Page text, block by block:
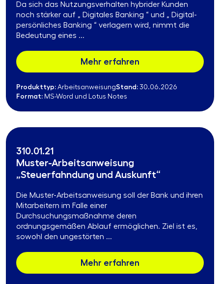
Da sich das Nutzungsverhalten hybrider Kunden
noch stärker auf „ Digitales Banking “ und „ Digital-
persönliches Banking “ verlagern wird, nimmt die
Bedeutung eines ...
Mehr erfahren
Produkttyp: ArbeitsanweisungStand: 30.06.2026
Format: MS-Word und Lotus Notes
310.01.21
Muster-Arbeitsanweisung
„Steuerfahndung und Auskunft“
Die Muster-Arbeitsanweisung soll der Bank und ihren
Mitarbeitern im Falle einer
Durchsuchungsmaßnahme deren
ordnungsgemäßen Ablauf ermöglichen. Ziel ist es,
sowohl den ungestörten ...
Mehr erfahren